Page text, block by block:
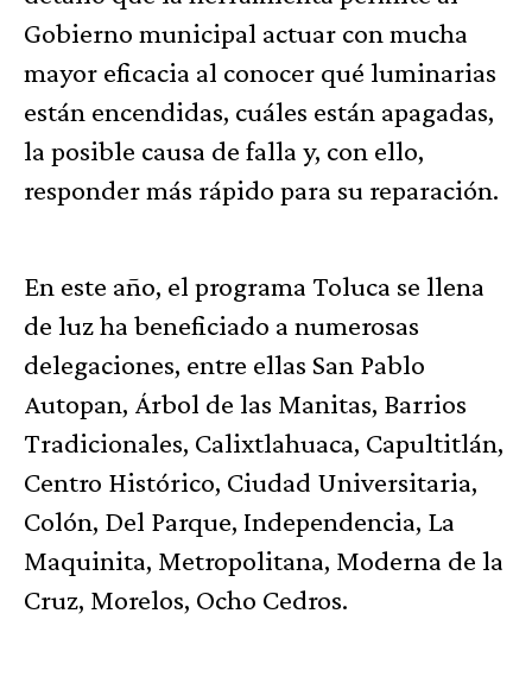
Gobierno municipal actuar con mucha
mayor eficacia al conocer qué luminarias
están encendidas, cuáles están apagadas,
la posible causa de falla y, con ello,
responder más rápido para su reparación.
En este año, el programa Toluca se llena
de luz ha beneficiado a numerosas
delegaciones, entre ellas San Pablo
Autopan, Árbol de las Manitas, Barrios
Tradicionales, Calixtlahuaca, Capultitlán,
Centro Histórico, Ciudad Universitaria,
Colón, Del Parque, Independencia, La
Maquinita, Metropolitana, Moderna de la
Cruz, Morelos, Ocho Cedros.